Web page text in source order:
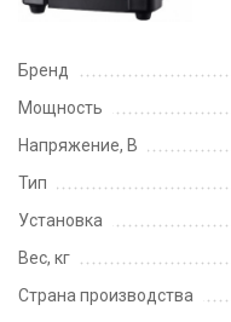
Бренд
Мощность
Напряжение, В
Тип
Установка
Вес, кг
Страна производства